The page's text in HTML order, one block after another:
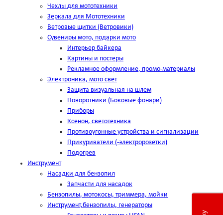
Чехлы для мототехники
Зеркала для Мототехники
Ветровые щитки (Ветровики)
Сувениры мото, подарки мото
Интерьер байкера
Картины и постеры
Рекламное оформление, промо-материалы
Электроника, мото свет
Защита визуальная на шлем
Поворотники (Боковые фонари)
Приборы
Ксенон, светотехника
Противоугонные устройства и сигнализации
Прикуриватели (-электророзетки)
Подогрев
Инструмент
Насадки для бензопил
Запчасти для насадок
Бензопилы, мотокосы, триммера, мойки
Инструмент,бензопилы, генераторы